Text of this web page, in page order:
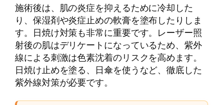
施術後は、肌の炎症を抑えるために冷却した
り、保湿剤や炎症止めの軟膏を塗布したりしま
す。日焼け対策も非常に重要です。レーザー照
射後の肌はデリケートになっているため、紫外
線による刺激は色素沈着のリスクを高めます。
日焼け止めを塗る、日傘を使うなど、徹底した
紫外線対策が必要です。